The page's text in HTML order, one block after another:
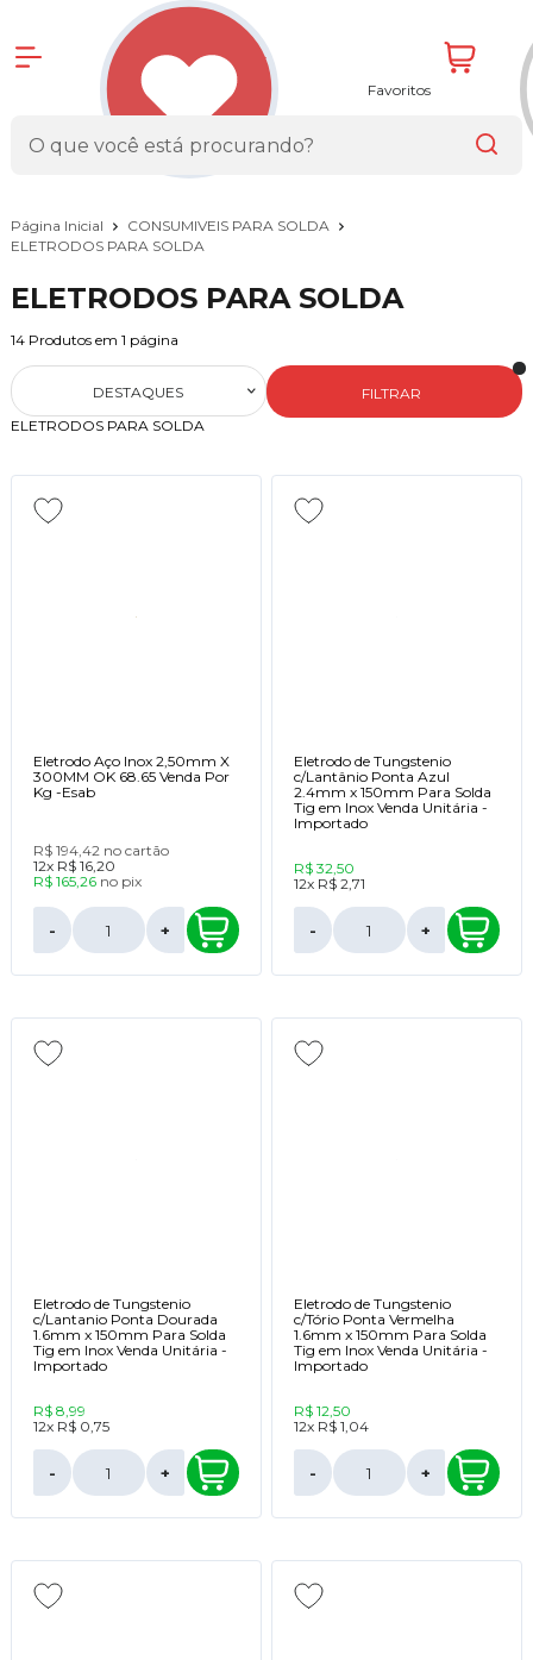
Favoritos
Página Inicial
CONSUMIVEIS PARA SOLDA
ELETRODOS PARA SOLDA
ELETRODOS PARA SOLDA
14 Produtos em 1 página
FILTRAR
DESTAQUES
ELETRODOS PARA SOLDA
Eletrodo Aço Inox 2,50mm X
300MM OK 68.65 Venda Por
Kg -Esab
R$ 194,42 no cartão
12x R$ 16,20
R$ 165,26 no pix
- +
Eletrodo de Tungstenio
c/Lantânio Ponta Azul
2.4mm x 150mm Para Solda
Tig em Inox Venda Unitária -
Importado
R$ 32,50
12x R$ 2,71
- +
Eletrodo de Tungstenio
c/Lantanio Ponta Dourada
1.6mm x 150mm Para Solda
Tig em Inox Venda Unitária -
Importado
R$ 8,99
12x R$ 0,75
- +
Eletrodo de Tungstenio
c/Tório Ponta Vermelha
1.6mm x 150mm Para Solda
Tig em Inox Venda Unitária -
Importado
R$ 12,50
12x R$ 1,04
- +